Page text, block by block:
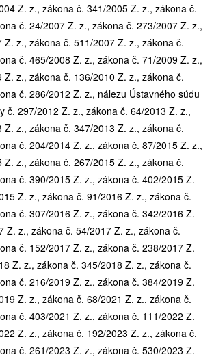
Z. z., zákona č. 341/2005 Z. z., zákona č.
č. 24/2007 Z. z., zákona č. 273/2007 Z. z.,
Z. z., zákona č. 511/2007 Z. z., zákona č.
č. 465/2008 Z. z., zákona č. 71/2009 Z. z.,
Z. z., zákona č. 136/2010 Z. z., zákona č.
č. 286/2012 Z. z., nálezu Ústavného súdu
č. 297/2012 Z. z., zákona č. 64/2013 Z. z.,
Z. z., zákona č. 347/2013 Z. z., zákona č.
č. 204/2014 Z. z., zákona č. 87/2015 Z. z.,
Z. z., zákona č. 267/2015 Z. z., zákona č.
č. 390/2015 Z. z., zákona č. 402/2015 Z.
Z. z., zákona č. 91/2016 Z. z., zákona č.
č. 307/2016 Z. z., zákona č. 342/2016 Z.
Z. z., zákona č. 54/2017 Z. z., zákona č.
č. 152/2017 Z. z., zákona č. 238/2017 Z.
Z. z., zákona č. 345/2018 Z. z., zákona č.
č. 216/2019 Z. z., zákona č. 384/2019 Z.
Z. z., zákona č. 68/2021 Z. z., zákona č.
č. 403/2021 Z. z., zákona č. 111/2022 Z.
Z. z., zákona č. 192/2023 Z. z., zákona č.
č. 261/2023 Z. z., zákona č. 530/2023 Z.